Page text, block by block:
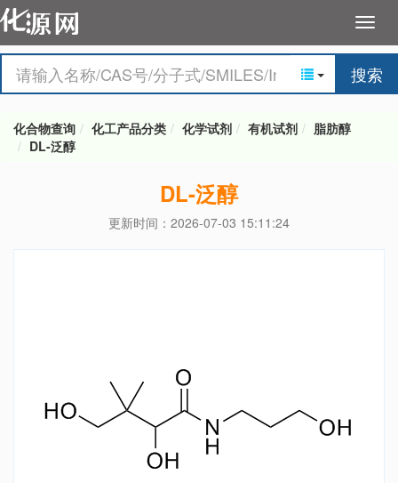
搜索
化合物查询 化工产品分类 化学试剂 有机试剂
脂肪醇
DL-泛醇
DL-泛醇
更新时间：2026-07-03 15:11:24